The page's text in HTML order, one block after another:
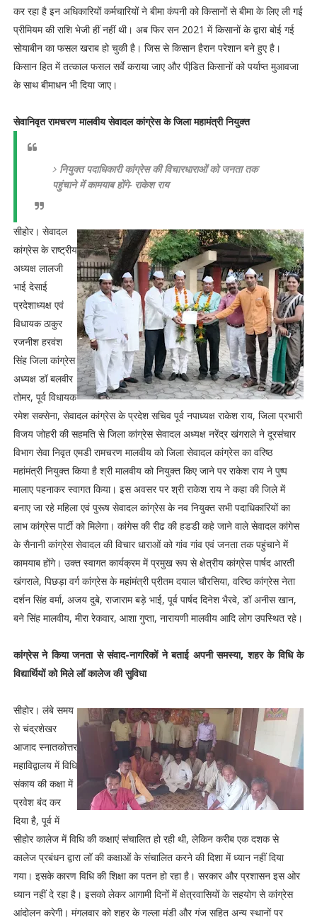
कर रहा है इन अधिकारियों कर्मचारियों ने बीमा कंपनी को किसानों से बीमा के लिए ली गई
प्रीमियम की राशि भेजी हीं नहीं थी। अब फिर सन 2021 में किसानों के द्वारा बोई गई
सोयाबीन का फसल खराब हो चुकी है। जिस से किसान हैरान परेशान बने हुए है।
किसान हित में तत्काल फसल सर्वे कराया जाए और पीडि़त किसानों को पर्याप्त मुआवजा
के साथ बीमाधन भी दिया जाए।
सेवानिवृत रामचरण मालवीय सेवादल कांग्रेस के जिला महामंत्री नियुक्त
नियुक्त पदाधिकारी कांग्रेस की विचारधाराओं को जनता तक
पहुंचाने मेंं कामयाब होंगे- राकेश राय
सीहोर। सेवादल
कांग्रेस के राष्ट्रीय
अध्यक्ष लालजी
भाई देसाई
प्रदेशाध्यक्ष एवं
विधायक ठाकुर
रजनीश हरवंश
सिंह जिला कांग्रेस
अध्यक्ष डॉ बलवीर
तोमर, पूर्व विधायक
रमेश सक्सेना, सेवादल कांग्रेस के प्रदेश सचिव पूर्व नपाध्यक्ष राकेश राय, जिला प्रभारी
विजय जोहरी की सहमति से जिला कांग्रेस सेवादल अध्यक्ष नरेंद्र खंगराले ने दूरसंचार
विभाग सेवा निवृत एमडी रामचरण मालवीय को जिला सेवादल कांग्रेस का वरिष्ठ
महांमंत्री नियुक्त किया है श्री मालवीय को नियुक्त किए जाने पर राकेश राय ने पुष्प
मालाए पहनाकर स्वागत किया। इस अवसर पर श्री राकेश राय ने कहा की जिले में
बनाए जा रहे महिला एवं पुरूष सेवादल कांग्रेस के नव नियुक्त सभी पदाधिकारियों का
लाभ कांग्रेस पार्टी को मिलेगा। कांगेस की रीढ की हडडी कहे जाने वाले सेवादल कांगेस
के सैनानी कांग्रेस सेवादल की विचार धाराओं को गांव गांव एवं जनता तक पहुंचाने में
कामयाब होंगे। उक्त स्वागत कार्यक्रम में प्रमुख रूप से क्षेत्रीय कांग्रेस पार्षद आरती
खंगराले, पिछड़ा वर्ग कांग्रेस के महांमंत्री प्रीतम दयाल चौरसिया, वरिष्ठ कांग्रेस नेता
दर्शन सिंह वर्मा, अजय दुबे, राजाराम बड़े भाई, पूर्व पार्षद दिनेश भैरवे, डॉ अनीस खान,
बने सिंह मालवीय, मीरा रेकवार, आशा गुप्ता, नारायणी मालवीय आदि लोग उपस्थित रहे।
कांग्रेस ने किया जनता से संवाद-नागरिकों ने बताई अपनी समस्या, शहर के विधि के
विद्यार्थियों को मिले लॉ कालेज की सुविधा
सीहोर। लंबे समय
से चंद्रशेखर
आजाद स्नातकोत्तर
महाविद्वालय में विधि
संकाय की कक्षा में
प्रवेश बंद कर
दिया है, पूर्व में
सीहोर कालेज में विधि की कक्षाएं संचालित हो रही थी, लेकिन करीब एक दशक से
कालेज प्रबंधन द्वारा लॉ की कक्षाओं के संचालित करने की दिशा में ध्यान नहीं दिया
गया। इसके कारण विधि की शिक्षा का पतन हो रहा है। सरकार और प्रशासन इस ओर
ध्यान नहीं दे रहा है। इसको लेकर आगामी दिनों में क्षेत्रवासियों के सहयोग से कांग्रेस
आंदोलन करेगी। मंगलवार को शहर के गल्ला मंडी और गंज सहित अन्य स्थानों पर